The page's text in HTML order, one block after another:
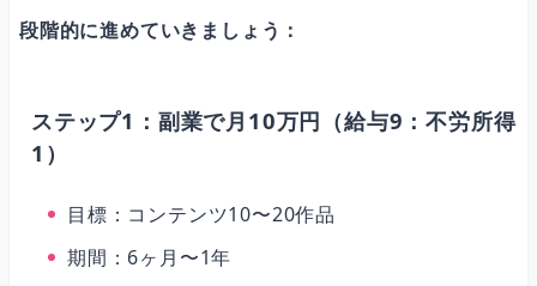
段階的に進めていきましょう：
ステップ1：副業で月10万円（給与9：不労所得
1）
目標：コンテンツ10〜20作品
期間：6ヶ月〜1年